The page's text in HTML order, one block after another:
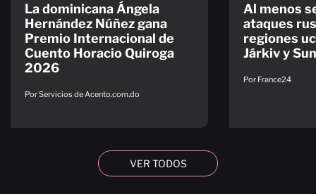
La dominicana Ángela
Hernández Núñez gana
Premio Internacional de
Cuento Horacio Quiroga
2026
Por Servicios de Acento.com.do
Al menos
ataques
regiones
Járkiv y
Por France24
VER TODOS